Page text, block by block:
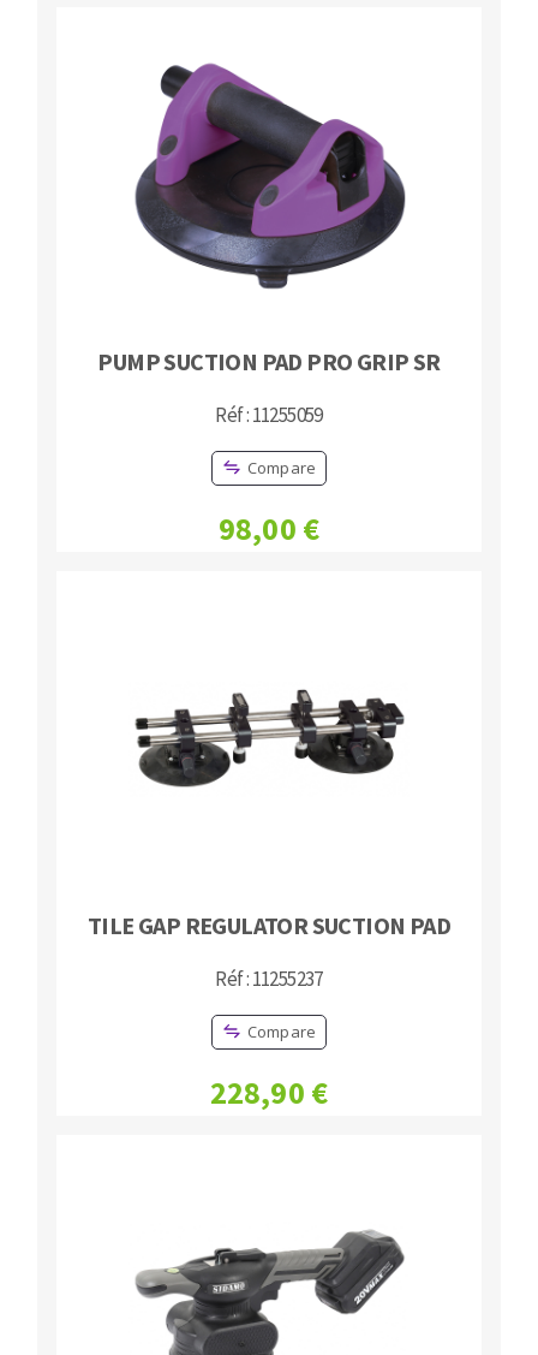
PUMP SUCTION PAD PRO GRIP SR
Réf : 11255059
Compare
98,00 €
TILE GAP REGULATOR SUCTION PAD
Réf : 11255237
Compare
228,90 €